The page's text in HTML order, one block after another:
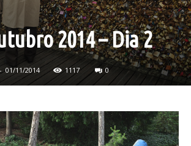
2014 – Dia 2
- 01/11/2014 1117 0